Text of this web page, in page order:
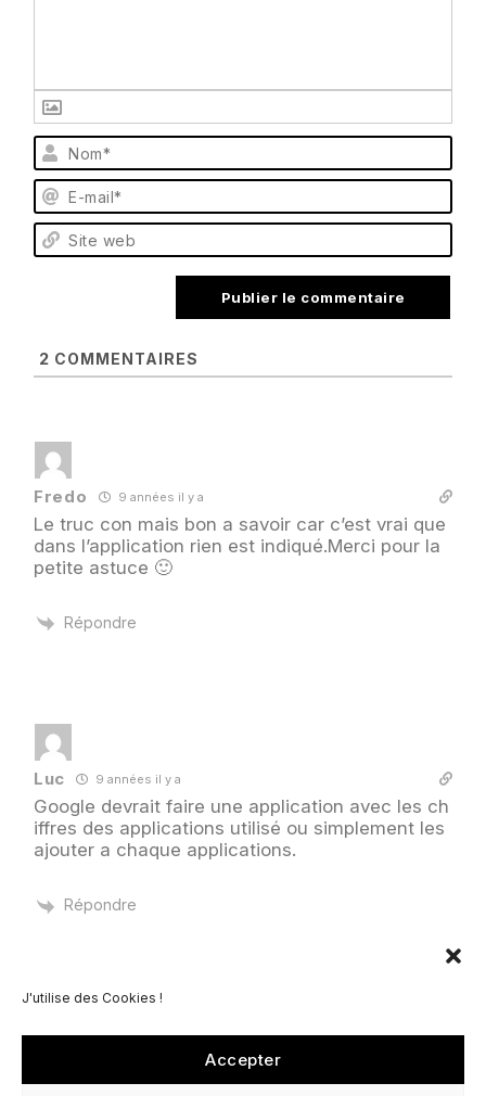
J'utilise des Cookies !
Accepter
N
m
*
E
m
e
b2 COMMENTAIRES
Fredo 9 années il y a
Le truc con mais bon a savoir car c’est vrai que
dans l’application rien est indiqué.Merci pour la
petite astuce 🙂
Répondre
Luc 9 années il y a
Google devrait faire une application avec les ch
iffres des applications utilisé ou simplement les
ajouter a chaque applications.
Répondre
© C-VC 2021- 2069 ( ÇA C'EST FAIT ) TOUS DROITS